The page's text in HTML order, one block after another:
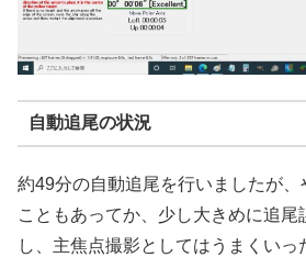
自動追尾の状況
約49分の自動追尾を行いましたが、
こともあってか、少し大きめに追
し、主焦点撮影としてはうまくいっ